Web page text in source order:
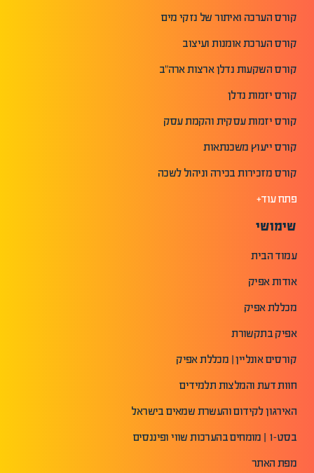
קורס הערכה ואיתור של נזקי מים
קורס הערכת אומנות ועיצוב
קורס השקעות נדלן ארצות ארה"ב
קורס יזמות נדלן
קורס יזמות עסקית והקמת עסק
קורס ייעוץ משכנתאות
קורס מזכירות בכירה וניהול לשכה
פתח עוד+
שימושי
עמוד הבית
אודות אפיק
מכללת אפיק
אפיק בתקשורת
קורסים אונליין | מכללת אפיק
חוות דעת והמלצות תלמידים
האירגון לקידום והעשרת שמאים בישראל
בסט-1 | מומחים בהערכות שווי ופיננסים
מפת האתר